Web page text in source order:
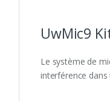
UwMic9
Le système de
interférence